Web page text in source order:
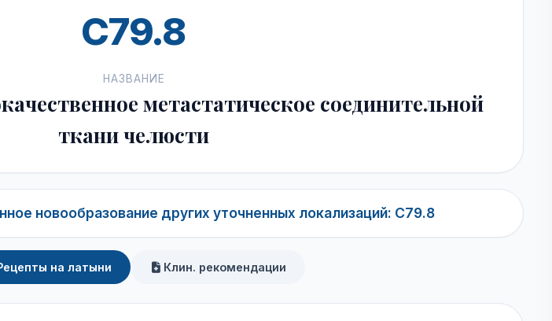
C79.8
НАЗВАНИЕ
метастатическое соединительной
ткани челюсти
новообразование других уточненных локализаций: C79.8
на латыни Клин. рекомендации